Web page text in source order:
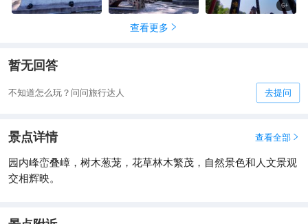
6+
查看更多 
暂无回答
不知道怎么玩？问问旅行达人 去提问
景点详情 查看全部 
园内峰峦叠嶂，树木葱茏，花草林木繁茂，自然景色和人文景观
交相辉映。